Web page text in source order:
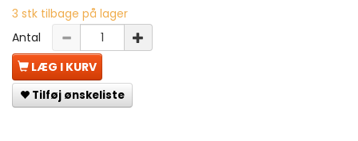
3 stk tilbage på lager
Antal
LÆG I KURV
Tilføj ønskeliste